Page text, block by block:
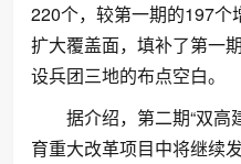
220个，较第一期的197个
扩大覆盖面，填补了第一
设兵团三地的布点空白。
据介绍，第二期“双高
育重大改革项目中将继续